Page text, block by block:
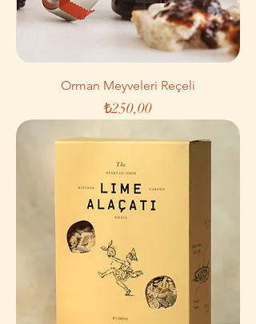
Orman Meyveleri Reçeli
Fiyat
₺250,00